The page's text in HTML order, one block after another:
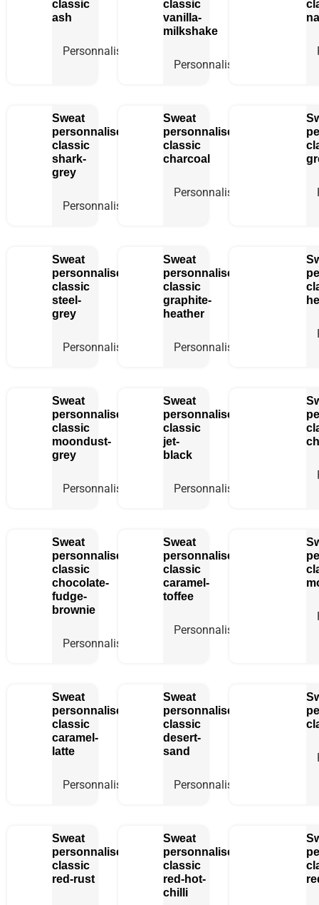
classic
ash
Personnaliser
classic
vanilla-
milkshake
Personnaliser
Sweat
personnalisé
classic
shark-
grey
Personnaliser
Sweat
personnalisé
classic
charcoal
Personnaliser
Sweat
personnalisé
classic
steel-
grey
Personnaliser
Sweat
personnalisé
classic
graphite-
heather
Personnaliser
Sweat
personnalisé
classic
moondust-
grey
Personnaliser
Sweat
personnalisé
classic
jet-
black
Personnaliser
Sweat
personnalisé
classic
chocolate-
fudge-
brownie
Personnaliser
Sweat
personnalisé
classic
caramel-
toffee
Personnaliser
Sweat
personnalisé
classic
caramel-
latte
Personnaliser
Sweat
personnalisé
classic
desert-
sand
Personnaliser
Sweat
personnalisé
classic
red-rust
Sweat
personnalisé
classic
red-hot-
chilli